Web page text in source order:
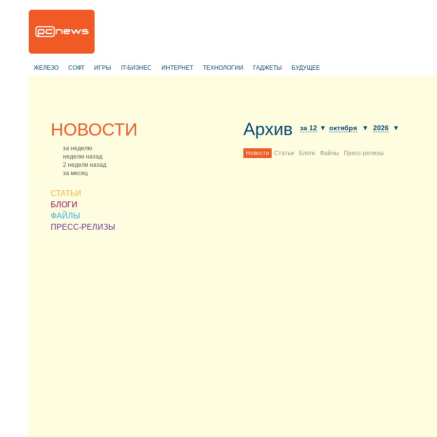
ЖЕЛЕЗО СОФТ ИГРЫ IT-БИЗНЕС ИНТЕРНЕТ ТЕХНОЛОГИИ ГАДЖЕТЫ БУДУЩЕЕ
НОВОСТИ
за неделю
неделю назад
2 недели назад
за месяц
СТАТЬИ
БЛОГИ
ФАЙЛЫ
ПРЕСС-РЕЛИЗЫ
Архив за 12 ▼ октября ▼ 2026 ▼
Новости Статьи Блоги Файлы Пресс-релизы